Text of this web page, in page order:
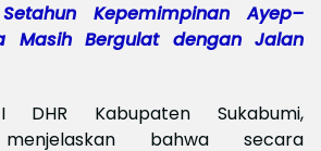
Setahun Kepemimpinan Ayep–
Masih Bergulat dengan Jalan
Kabupaten Sukabumi,
menjelaskan bahwa secara